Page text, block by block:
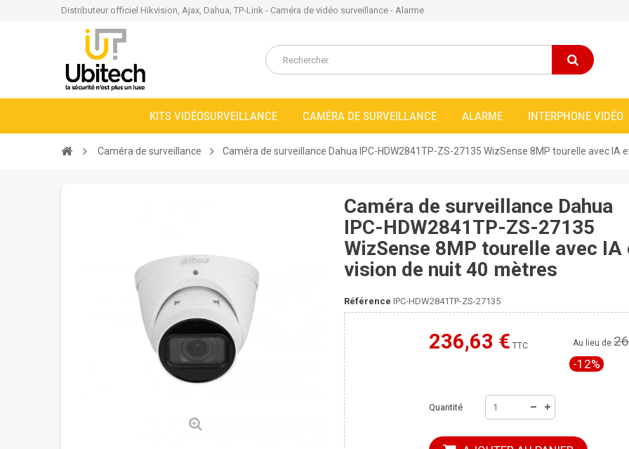
Distributeur officiel Hikvision, Ajax, Dahua, TP-Link - Caméra de vidéo surveillance - Alarme
KITS VIDÉOSURVEILLANCE CAMÉRA DE SURVEILLANCE ALARME INTERPHONE VIDÉO
Caméra de surveillance Caméra de surveillance Dahua IPC-HDW2841TP-ZS-27135 WizSense 8MP tourelle avec IA
Caméra de surveillance Dahua
IPC-HDW2841TP-ZS-27135
WizSense 8MP tourelle avec IA
vision de nuit 40 mètres
Référence IPC-HDW2841TP-ZS-27135
236,63 € TTC
Moins cher ailleurs ? Au lieu de
-12%
Quantité